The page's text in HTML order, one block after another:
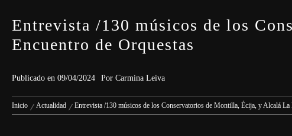
Entrevista /130 músicos de los
Encuentro de Orquestas
Publicado en 09/04/2024 Por Carmina Leiva
Inicio Actualidad Entrevista /130 músicos de los Conservatorios de Montilla, Écija, y Alcalá La